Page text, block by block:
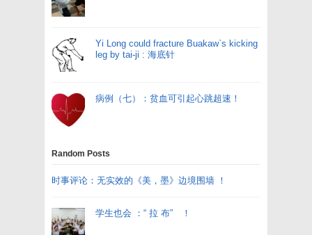
Yi Long could fracture Buakaw`s kicking
leg by tai-ji : 海底针
病例（七）：贫血可引起心跳超速！
Random Posts
时事评论：无实效的《美，墨》边境围墙 ！
学生也会 ：“ 拉 布” ！